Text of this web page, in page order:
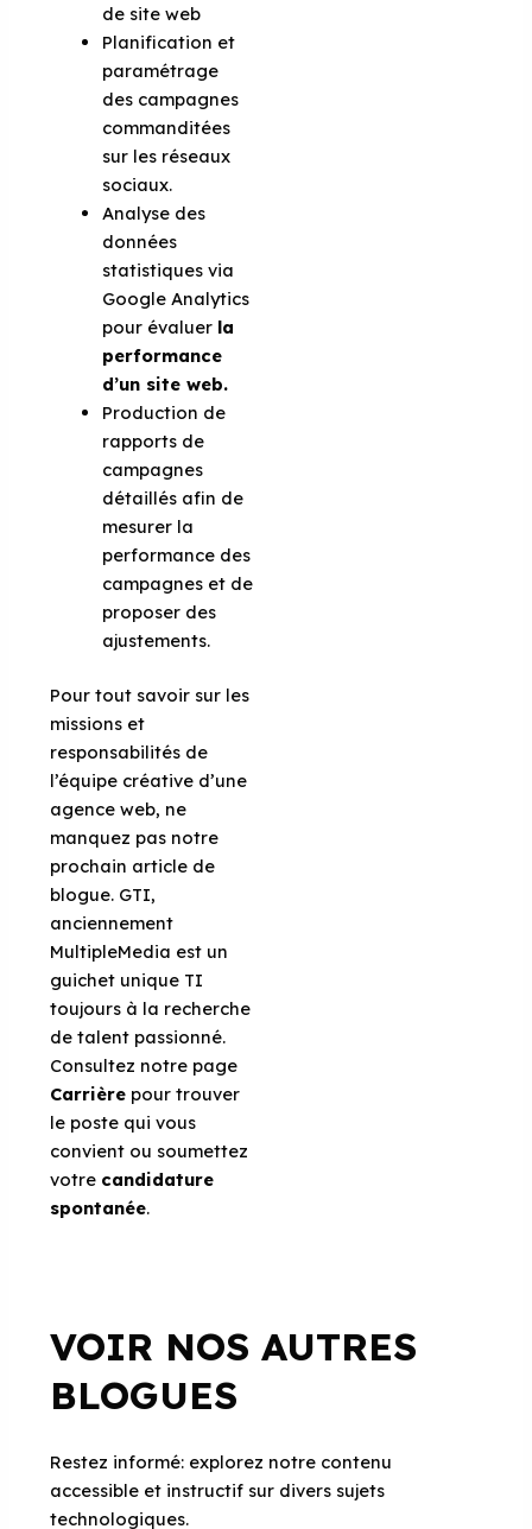
de site web
Planification et
paramétrage
des campagnes
commanditées
sur les réseaux
sociaux.
Analyse des
données
statistiques via
Google Analytics
pour évaluer la
performance
d’un site web.
Production de
rapports de
campagnes
détaillés afin de
mesurer la
performance des
campagnes et de
proposer des
ajustements.
Pour tout savoir sur les
missions et
responsabilités de
l’équipe créative d’une
agence web, ne
manquez pas notre
prochain article de
blogue. GTI,
anciennement
MultipleMedia est un
guichet unique TI
toujours à la recherche
de talent passionné.
Consultez notre page
Carrière pour trouver
le poste qui vous
convient ou soumettez
votre candidature
spontanée.
VOIR NOS AUTRES
BLOGUES
Restez informé: explorez notre contenu
accessible et instructif sur divers sujets
technologiques.